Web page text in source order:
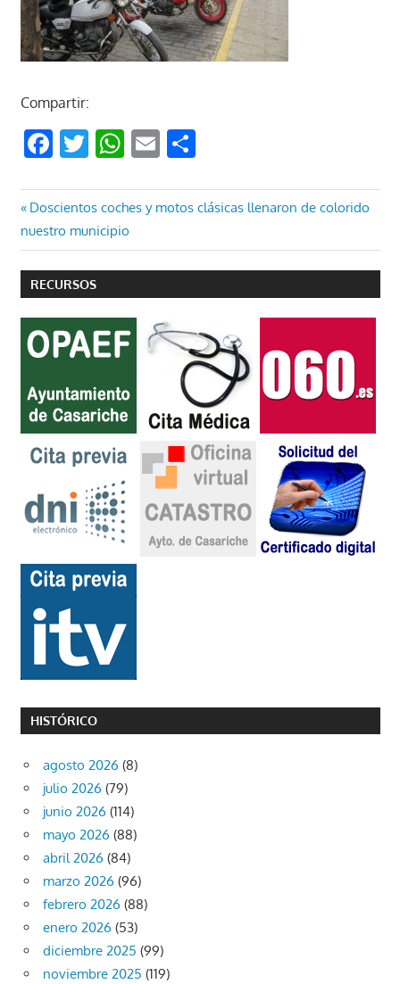
Compartir:
Facebook
Twitter
WhatsApp
EmailCompartir
Navegación
de
entradas
Entrada
anterior:
Doscientos coches y motos clásicas llenaron de colorido
nuestro municipio
RECURSOS
HISTÓRICO
agosto 2026 (8)
julio 2026 (79)
junio 2026 (114)
mayo 2026 (88)
abril 2026 (84)
marzo 2026 (96)
febrero 2026 (88)
enero 2026 (53)
diciembre 2025 (99)
noviembre 2025 (119)